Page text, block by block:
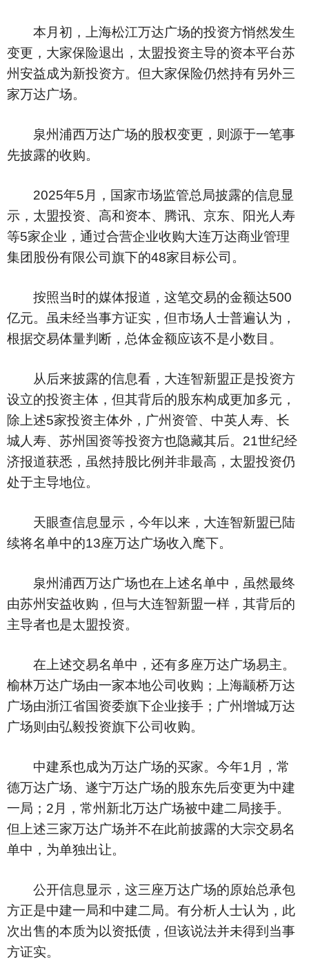
本月初，上海松江万达广场的投资方悄然发生
变更，大家保险退出，太盟投资主导的资本平台苏
州安益成为新投资方。但大家保险仍然持有另外三
家万达广场。
泉州浦西万达广场的股权变更，则源于一笔事
先披露的收购。
2025年5月，国家市场监管总局披露的信息显
示，太盟投资、高和资本、腾讯、京东、阳光人寿
等5家企业，通过合营企业收购大连万达商业管理
集团股份有限公司旗下的48家目标公司。
按照当时的媒体报道，这笔交易的金额达500
亿元。虽未经当事方证实，但市场人士普遍认为，
根据交易体量判断，总体金额应该不是小数目。
从后来披露的信息看，大连智新盟正是投资方
设立的投资主体，但其背后的股东构成更加多元，
除上述5家投资主体外，广州资管、中英人寿、长
城人寿、苏州国资等投资方也隐藏其后。21世纪经
济报道获悉，虽然持股比例并非最高，太盟投资仍
处于主导地位。
天眼查信息显示，今年以来，大连智新盟已陆
续将名单中的13座万达广场收入麾下。
泉州浦西万达广场也在上述名单中，虽然最终
由苏州安益收购，但与大连智新盟一样，其背后的
主导者也是太盟投资。
在上述交易名单中，还有多座万达广场易主。
榆林万达广场由一家本地公司收购；上海颛桥万达
广场由浙江省国资委旗下企业接手；广州增城万达
广场则由弘毅投资旗下公司收购。
中建系也成为万达广场的买家。今年1月，常
德万达广场、遂宁万达广场的股东先后变更为中建
一局；2月，常州新北万达广场被中建二局接手。
但上述三家万达广场并不在此前披露的大宗交易名
单中，为单独出让。
公开信息显示，这三座万达广场的原始总承包
方正是中建一局和中建二局。有分析人士认为，此
次出售的本质为以资抵债，但该说法并未得到当事
方证实。